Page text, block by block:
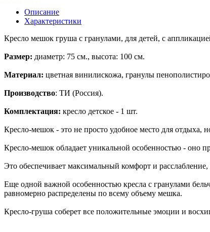
Описание
Характеристики
Кресло мешок груша с гранулами, для детей, с
Размер: диаметр: 75 см., высота: 100 см.
Материал: цветная винилискожа, гранулы
Производство: ТИ (Россия).
Комплектация: кресло детское - 1 шт.
Кресло-мешок - это не просто удобное место для отдыха,
Кресло-мешок обладает уникальной особенностью - оно
Это обеспечивает максимальный комфорт и
Еще одной важной особенностью кресла с гранулами
равномерно распределены по всему объему мешка.
Кресло-груша соберет все положительные эмоции и